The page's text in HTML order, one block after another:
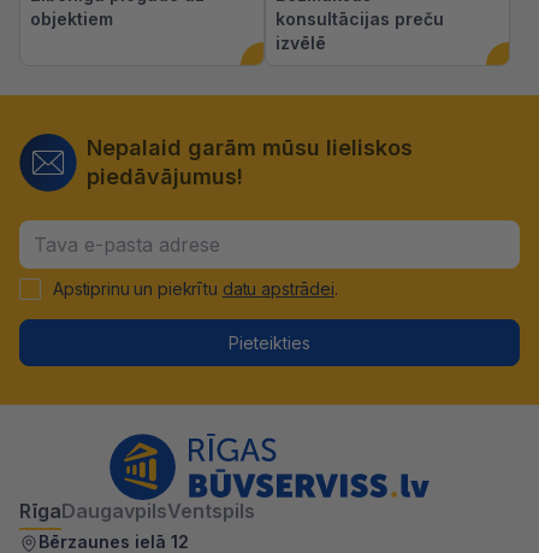
objektiem
konsultācijas preču
izvēlē
Nepalaid garām mūsu lieliskos
piedāvājumus!
Apstiprinu un piekrītu datu apstrādei.
Pieteikties
RīgaDaugavpilsVentspils
Bērzaunes ielā 12